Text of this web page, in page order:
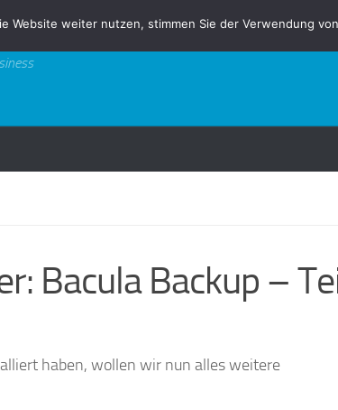
Bacula Backup –
haben, wollen wir nun alles weitere
Website weiter nutzen, stimmen Sie der Verwendung